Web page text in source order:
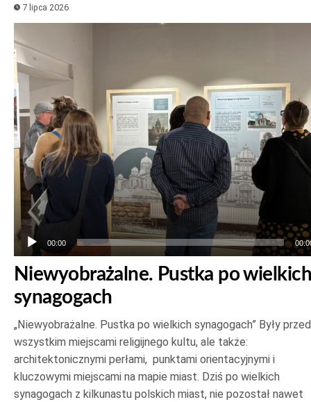
7 lipca 2026
Odtwarzacz
plików
dźwiękowych
00:00
Niewyobrażalne. Pustka po wielkich
synagogach
„Niewyobrażalne. Pustka po wielkich synagogach” Były
wszystkim miejscami religijnego kultu, ale także:
architektonicznymi perłami, punktami orientacyjnymi i
kluczowymi miejscami na mapie miast. Dziś po wielkich
synagogach z kilkunastu polskich miast, nie pozostał nawet